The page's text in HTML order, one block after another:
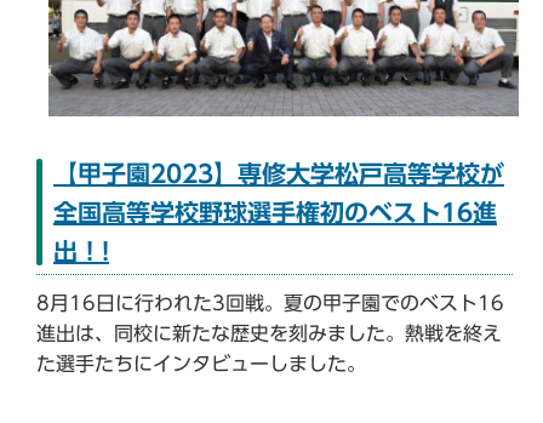
【甲子園2023】専修大学松戸高等学校が
全国高等学校野球選手権初のベスト16進
出 ! !
8月16日に行われた3回戦。夏の甲子園でのベスト16
進出は、同校に新たな歴史を刻みました。熱戦を終え
た選手たちにインタビューしました。